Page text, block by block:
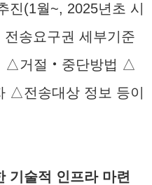
진(1월~, 2025년초 시
송요구권 세부기준
△거절‧중단방법 △
△전송대상 정보 등이
기술적 인프라 마련